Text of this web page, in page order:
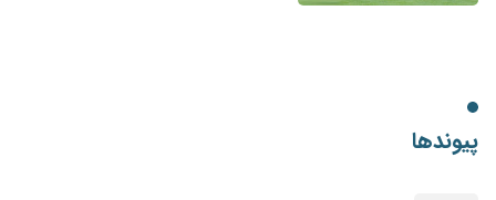
پیوندها